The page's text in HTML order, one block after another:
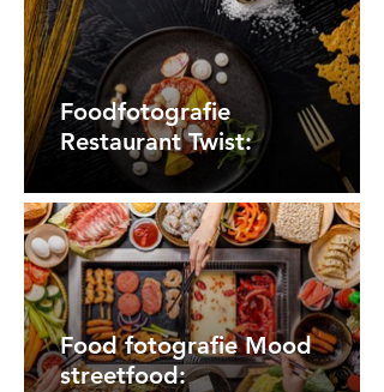
Foodfotografie
Restaurant Twist:
Food fotografie Mood
streetfood: